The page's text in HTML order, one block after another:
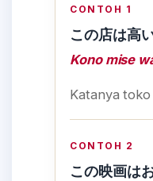
CONTOH 1
この店は高
Kono mise
Katanya toko
CONTOH 2
この映画は